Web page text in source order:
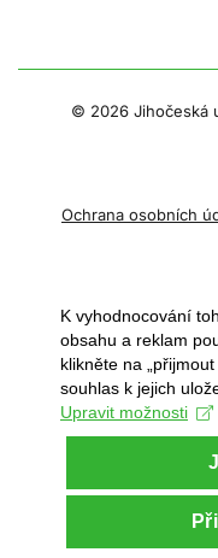
© 2026 Jihočeská
Ochrana osobních
K vyhodnocování
obsahu a reklam
klikněte na
souhlas k jejich
Upravit možnosti